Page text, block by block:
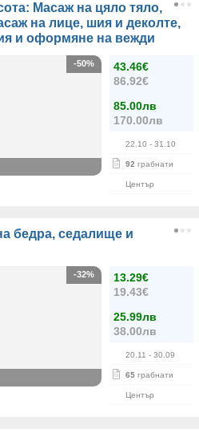
Масаж на цяло тяло,
на лице, шия и деколте,
и оформяне на вежди
43.46€
86.92€
85.00лв
170.00лв
22.10 - 31.10
92 грабнати
Център
-50%
бедра, седалище и
13.29€
19.43€
25.99лв
38.00лв
20.11 - 30.09
65 грабнати
Център
-32%